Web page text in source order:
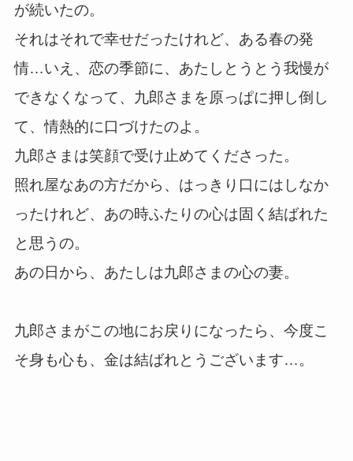
が続いたの。
それはそれで幸せだったけれど、ある春の発
情…いえ、恋の季節に、あたしとうとう我慢が
できなくなって、九郎さまを原っぱに押し倒し
て、情熱的に口づけたのよ。
九郎さまは笑顔で受け止めてくださった。
照れ屋なあの方だから、はっきり口にはしなか
ったけれど、あの時ふたりの心は固く結ばれた
と思うの。
あの日から、あたしは九郎さまの心の妻。
九郎さまがこの地にお戻りになったら、今度こ
そ身も心も、金は結ばれとうございます…。